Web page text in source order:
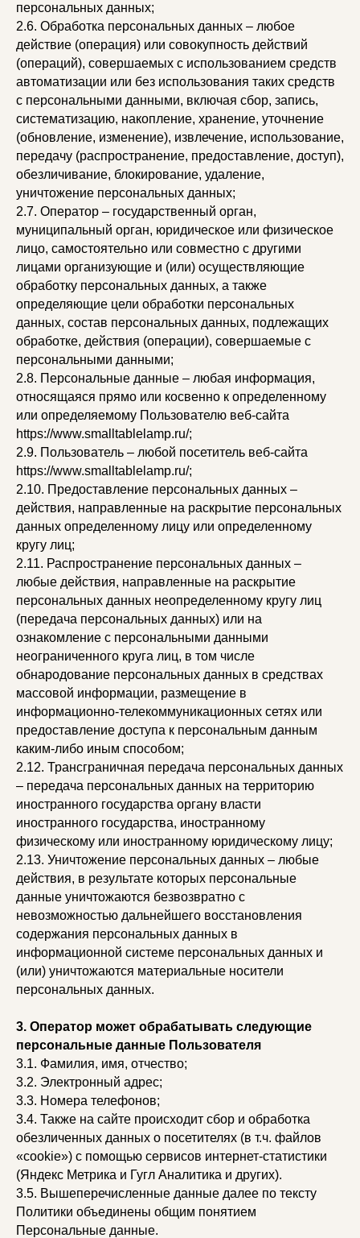
персональных данных;
2.6. Обработка персональных данных – любое
действие (операция) или совокупность действий
(операций), совершаемых с использованием средств
автоматизации или без использования таких средств
с персональными данными, включая сбор, запись,
систематизацию, накопление, хранение, уточнение
(обновление, изменение), извлечение, использование,
передачу (распространение, предоставление, доступ),
обезличивание, блокирование, удаление,
уничтожение персональных данных;
2.7. Оператор – государственный орган,
муниципальный орган, юридическое или физическое
лицо, самостоятельно или совместно с другими
лицами организующие и (или) осуществляющие
обработку персональных данных, а также
определяющие цели обработки персональных
данных, состав персональных данных, подлежащих
обработке, действия (операции), совершаемые с
персональными данными;
2.8. Персональные данные – любая информация,
относящаяся прямо или косвенно к определенному
или определяемому Пользователю веб-сайта
https://www.smalltablelamp.ru/;
2.9. Пользователь – любой посетитель веб-сайта
https://www.smalltablelamp.ru/;
2.10. Предоставление персональных данных –
действия, направленные на раскрытие персональных
данных определенному лицу или определенному
кругу лиц;
2.11. Распространение персональных данных –
любые действия, направленные на раскрытие
персональных данных неопределенному кругу лиц
(передача персональных данных) или на
ознакомление с персональными данными
неограниченного круга лиц, в том числе
обнародование персональных данных в средствах
массовой информации, размещение в
информационно-телекоммуникационных сетях или
предоставление доступа к персональным данным
каким-либо иным способом;
2.12. Трансграничная передача персональных данных
– передача персональных данных на территорию
иностранного государства органу власти
иностранного государства, иностранному
физическому или иностранному юридическому лицу;
2.13. Уничтожение персональных данных – любые
действия, в результате которых персональные
данные уничтожаются безвозвратно с
невозможностью дальнейшего восстановления
содержания персональных данных в
информационной системе персональных данных и
(или) уничтожаются материальные носители
персональных данных.
3. Оператор может обрабатывать следующие
персональные данные Пользователя
3.1. Фамилия, имя, отчество;
3.2. Электронный адрес;
3.3. Номера телефонов;
3.4. Также на сайте происходит сбор и обработка
обезличенных данных о посетителях (в т.ч. файлов
«cookie») с помощью сервисов интернет-статистики
(Яндекс Метрика и Гугл Аналитика и других).
3.5. Вышеперечисленные данные далее по тексту
Политики объединены общим понятием
Персональные данные.